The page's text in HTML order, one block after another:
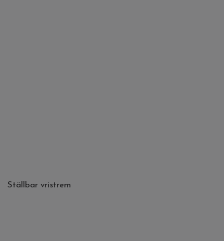
Ställbar vristrem